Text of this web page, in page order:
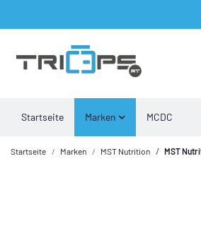
Marken MCDC
Startseite
Startseite Marken MST Nutrition MST